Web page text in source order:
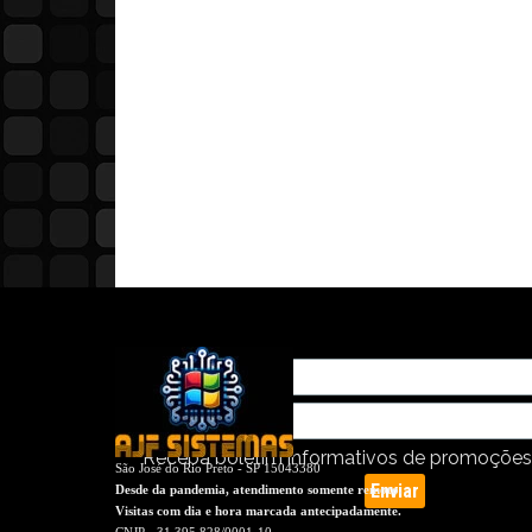
Receba boletim informativos de
São José do Rio Preto - SP 15043380
Desde da pandemia, atendimento somente remoto.
Visitas com dia e hora marcada antecipadamente.